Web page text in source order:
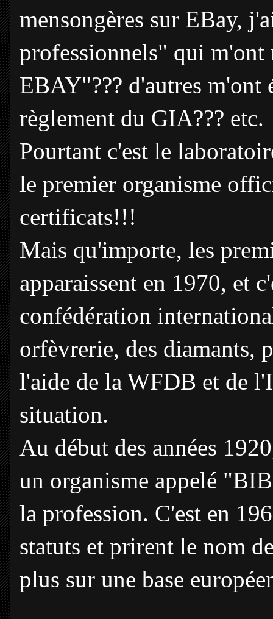
mensongères sur EBay,
professionnels" qui
EBAY"??? d'autres m'ont
règlement du GIA??? etc.
Pourtant c'est le
le premier organisme
certificats!!!
Mais qu'importe, les
apparaissent en 1970, et
confédération
orfèvrerie, des diamants,
l'aide de la WFDB et de
situation.
Au début des années
un organisme appelé
la profession. C'est en
statuts et prirent le nom
plus sur une base